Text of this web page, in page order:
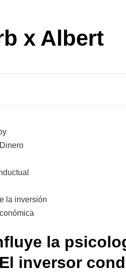
x Albert
la inversión
la
inversor